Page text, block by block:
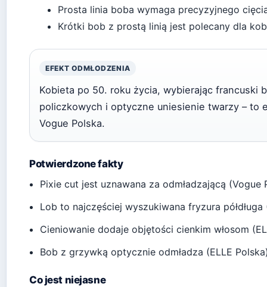
Prosta linia boba wymaga precyzyjnego
Krótki bob z prostą linią jest polecany dla
EFEKT ODMŁODZENIA
Kobieta po 50. roku życia, wybierając francuski
policzkowych i optyczne uniesienie twarzy –
Vogue Polska.
Potwierdzone fakty
Pixie cut jest uznawana za odmładzającą (Vogue
Lob to najczęściej wyszukiwana fryzura półdługa
Cieniowanie dodaje objętości cienkim włosom
Bob z grzywką optycznie odmładza (ELLE
Co jest niejasne